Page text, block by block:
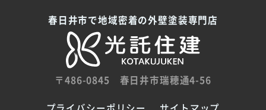
春日井市で地域密着の外壁塗装専門店
〒486-0845 春日井市瑞穂通4-56